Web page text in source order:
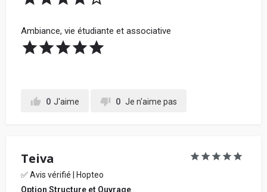
Ambiance, vie étudiante et associative
0 J'aime 0 Je n'aime pas
Teiva
✅ Avis vérifié | Hopteo
Option Structure et Ouvrage